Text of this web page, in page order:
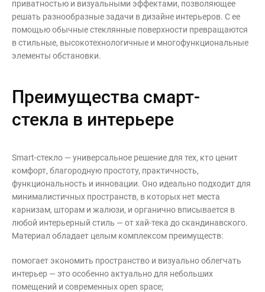
приватностью и визуальными эффектами, позволяющее
решать разнообразные задачи в дизайне интерьеров. С ее
помощью обычные стеклянные поверхности превращаются
в стильные, высокотехнологичные и многофункциональные
элементы обстановки.
Преимущества смарт-
стекла в интерьере
Smart-стекло — универсальное решение для тех, кто ценит
комфорт, благородную простоту, практичность,
функциональность и инновации. Оно идеально подходит для
минималистичных пространств, в которых нет места
карнизам, шторам и жалюзи, и органично вписывается в
любой интерьерный стиль — от хай-тека до скандинавского.
Материал обладает целым комплексом преимуществ:
помогает экономить пространство и визуально облегчать
интерьер — это особенно актуально для небольших
помещений и современных open space;